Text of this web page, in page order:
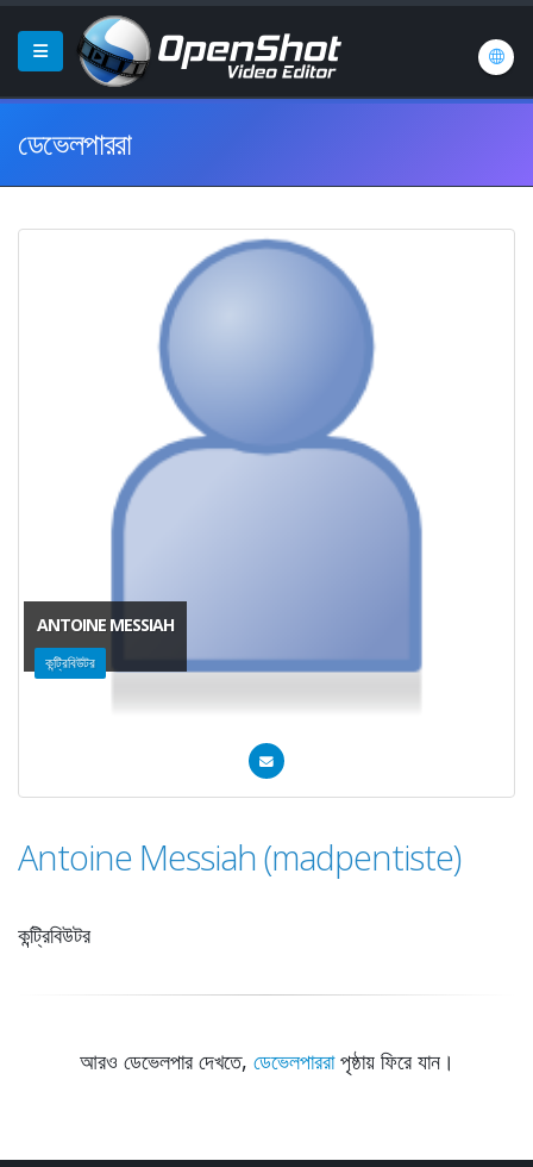
ডেভেলপাররা
ANTOINE MESSIAH
কন্ট্রিবিউটর
Antoine Messiah (madpentiste)
কন্ট্রিবিউটর
আরও ডেভেলপার দেখতে, ডেভেলপাররাপৃষ্ঠায় ফিরে যান।